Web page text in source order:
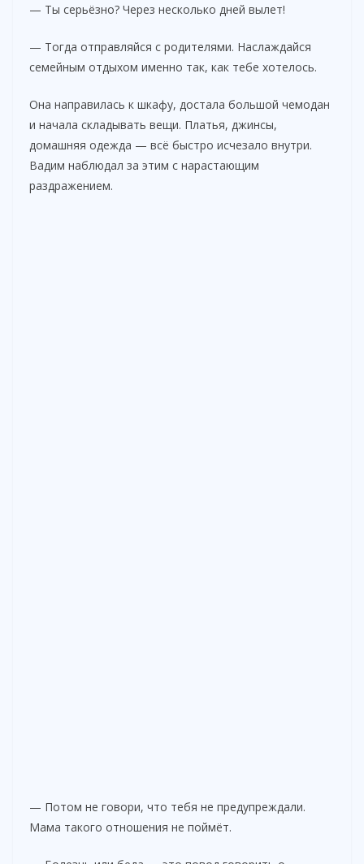
— Ты серьёзно? Через несколько дней вылет!
— Тогда отправляйся с родителями. Наслаждайся
семейным отдыхом именно так, как тебе хотелось.
Она направилась к шкафу, достала большой чемодан
и начала складывать вещи. Платья, джинсы,
домашняя одежда — всё быстро исчезало внутри.
Вадим наблюдал за этим с нарастающим
раздражением.
— Потом не говори, что тебя не предупреждали.
Мама такого отношения не поймёт.